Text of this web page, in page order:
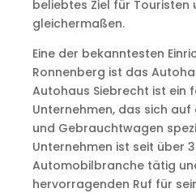
beliebtes Ziel für Touristen
gleichermaßen.
Eine der bekanntesten
Ronnenberg ist das
Autohaus Siebrecht ist ein
Unternehmen, das sich
und Gebrauchtwagen
Unternehmen ist seit über
Automobilbranche tätig
hervorragenden Ruf für